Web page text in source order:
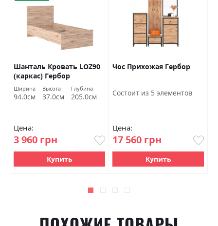
Шанталь Кровать LOZ90
(каркас) Гербор
Ширина
94.0см
Высота
37.0см
Глубина
205.0см
Цена:
3 960 грн
Купить
Чос Прихожая Гербор
Состоит из 5 элементов
Цена:
17 560 грн
Купить